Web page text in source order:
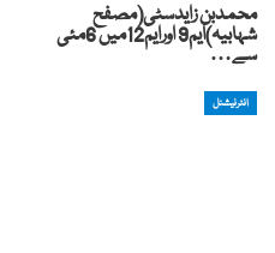
محمدبن زایدسٹی(مصفح
شہابیہ)ایم9 اورایم12میں 6مئی
سے…
انٹرنیشنل